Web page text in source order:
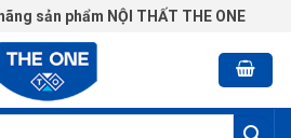
sản phẩm NỘI THẤT THE ONE